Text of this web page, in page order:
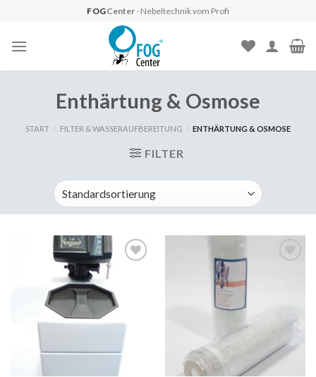
content
FOGCenter- Nebeltechnik vom Profi
Enthärtung & Osmose
START / FILTER & WASSERAUFBEREITUNG / ENTHÄRTUNG & OSMOSE
FILTER
die
Wunschliste